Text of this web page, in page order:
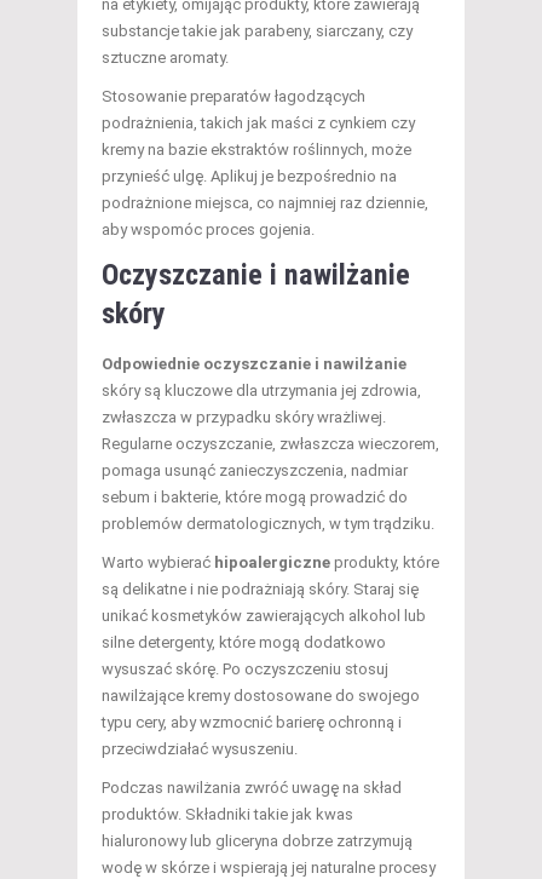
na etykiety, omijając produkty, które zawierają
substancje takie jak parabeny, siarczany, czy
sztuczne aromaty.
Stosowanie preparatów łagodzących
podrażnienia, takich jak maści z cynkiem czy
kremy na bazie ekstraktów roślinnych, może
przynieść ulgę. Aplikuj je bezpośrednio na
podrażnione miejsca, co najmniej raz dziennie,
aby wspomóc proces gojenia.
Oczyszczanie i nawilżanie
skóry
Odpowiednie oczyszczanie i nawilżanie
skóry są kluczowe dla utrzymania jej zdrowia,
zwłaszcza w przypadku skóry wrażliwej.
Regularne oczyszczanie, zwłaszcza wieczorem,
pomaga usunąć zanieczyszczenia, nadmiar
sebum i bakterie, które mogą prowadzić do
problemów dermatologicznych, w tym trądziku.
Warto wybierać hipoalergiczne produkty, które
są delikatne i nie podrażniają skóry. Staraj się
unikać kosmetyków zawierających alkohol lub
silne detergenty, które mogą dodatkowo
wysuszać skórę. Po oczyszczeniu stosuj
nawilżające kremy dostosowane do swojego
typu cery, aby wzmocnić barierę ochronną i
przeciwdziałać wysuszeniu.
Podczas nawilżania zwróć uwagę na skład
produktów. Składniki takie jak kwas
hialuronowy lub gliceryna dobrze zatrzymują
wodę w skórze i wspierają jej naturalne procesy